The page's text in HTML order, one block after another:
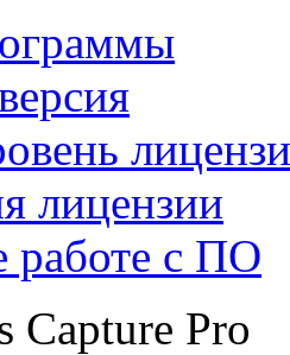
лицензии
работе с ПО
Capture Pro